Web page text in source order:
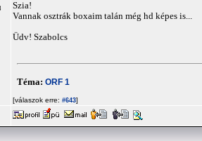
Szia!
Vannak osztrák boxaim talán még hd képes is...
Üdv! Szabolcs
Téma: ORF 1
[válaszok erre: #643]